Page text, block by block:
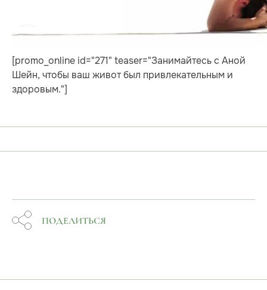
[promo_online id="271" teaser="Занимайтесь с Аной
Шейн, чтобы ваш живот был привлекательным и
здоровым."]
ПОДЕЛИТЬСЯ